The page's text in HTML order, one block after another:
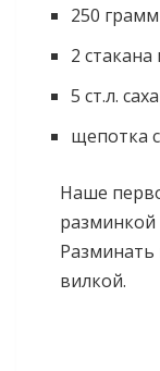
250
2 стакана
5 ст.л.
щепотка
Наше
разминкой
вилкой.